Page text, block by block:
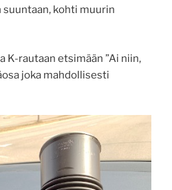
kohti muurin
K-rautaan etsimään ”Ai niin,
joka mahdollisesti